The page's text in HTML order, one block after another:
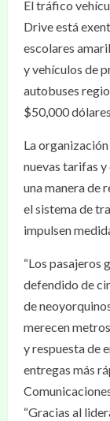
El tráfico
Drive está
escolares
y vehículos de
autobuses
$50,000
La
nuevas tarifas
una manera de
el sistema de
impulsen
“Los pasajeros
defendido de
de
merecen
y respuesta de
entregas más
“Gracias al